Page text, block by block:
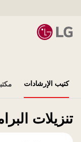
كتيب الإرشادات
تنزيلات